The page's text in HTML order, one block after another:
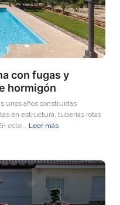
con fugas y
hormigón
unos años construidas
en estructura, tuberías rotas
este... Leer más